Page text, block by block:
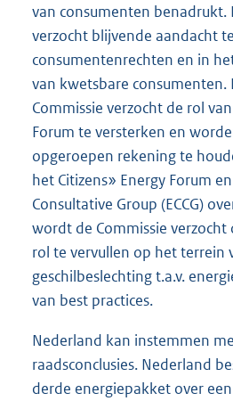
van consumenten benadrukt.
verzocht blijvende aandacht
consumentenrechten en in
van kwetsbare
Commissie verzocht de rol
Forum te versterken en
opgeroepen rekening te
het Citizens» Energy Forum
Consultative Group (ECCG)
wordt de Commissie
rol te vervullen op het terrein
geschilbeslechting t.a.v.
van best practices.
Nederland kan instemmen
raadsconclusies. Nederland
derde energiepakket over